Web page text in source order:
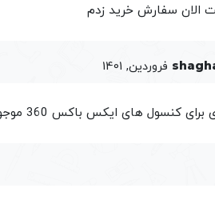
کنسول های ایکس باکس 360 موجود است.